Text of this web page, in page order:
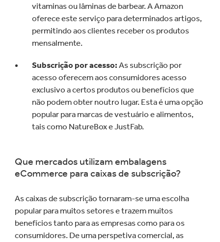
vitaminas ou lâminas de barbear. A Amazon
oferece este serviço para determinados artigos,
permitindo aos clientes receber os produtos
mensalmente.
Subscrição por acesso: As subscrição por
acesso oferecem aos consumidores acesso
exclusivo a certos produtos ou benefícios que
não podem obter noutro lugar. Esta é uma opção
popular para marcas de vestuário e alimentos,
tais como NatureBox e JustFab.
Que mercados utilizam embalagens
eCommerce para caixas de subscrição?
As caixas de subscrição tornaram-se uma escolha
popular para muitos setores e trazem muitos
benefícios tanto para as empresas como para os
consumidores. De uma perspetiva comercial, as